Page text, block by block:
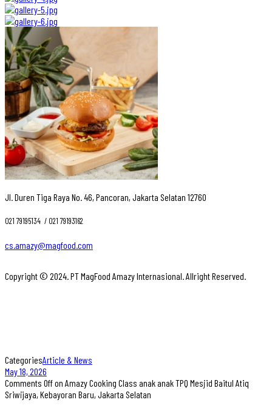
Jl. Duren Tiga Raya No. 46, Pancoran, Jakarta Selatan 12760
021 79195134 ‎ / 021 79193162
cs.amazy@magfood.com
Copyright © 2024. PT MagFood Amazy Internasional. Allright Reserved.
CategoriesArticle & News
May 18, 2026
Comments Offon Amazy Cooking Class anak anak TPQ Mesjid Baitul Atiq
Sriwijaya, Kebayoran Baru, Jakarta Selatan